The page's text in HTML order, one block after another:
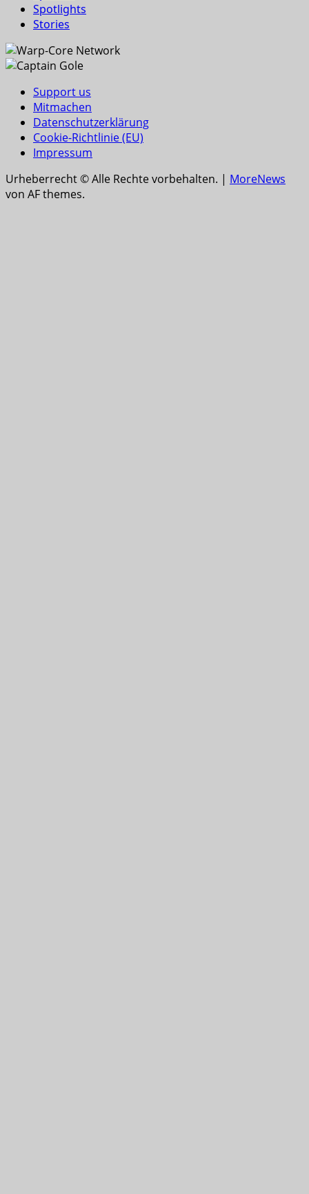
Spotlights
Stories
Support us
Mitmachen
Datenschutzerklärung
Cookie-Richtlinie (EU)
Impressum
Urheberrecht © Alle Rechte vorbehalten. | MoreNews
von AF themes.